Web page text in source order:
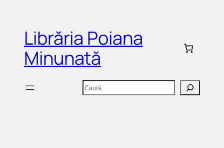
conținutLibrăria Poiana
Minunată
Caută